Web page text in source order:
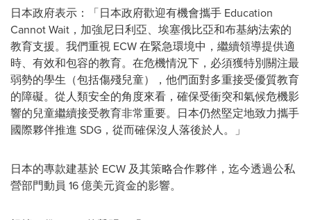
日本政府表示：「日本政府歡迎有機會攜手 Education
Cannot Wait，加強尼日利亞、埃塞俄比亞和布基納法索的
教育支援。我們重視 ECW 在緊急環境中，繼續領導提供適
時、有效和包容的教育。在危機情況下，必須獲特別關注最
弱勢的學生（包括傷殘兒童），他們面對多重接受優質教育
的障礙。從人類安全的角度來看，確保受衝突和氣候危機影
響的兒童繼續接受教育非常重要。日本仍然堅定地致力攜手
國際夥伴推進 SDG，從而確保沒人落後於人。」
日本的專款建基於 ECW 及其策略合作夥伴，迄今透過公私
營部門動員 16 億美元資金的影響。